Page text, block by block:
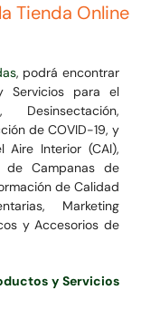
Tienda Online
, podrá encontrar
Servicios para el
de COVID-19, y
Aire Interior (CAI),
de Campanas de
de Calidad
Marketing
y Accesorios de
y Servicios